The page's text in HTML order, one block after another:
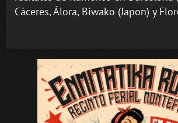
Cáceres, Álora, Biwako (Japon) y